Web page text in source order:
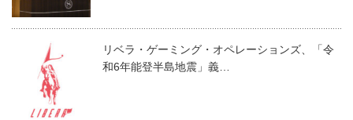
リベラ・ゲーミング・オペレーションズ、「令
和6年能登半島地震」義…